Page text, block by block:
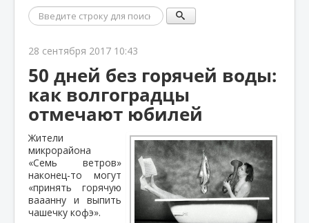
Поиск
28 сентября 2017 10:43
50 дней без горячей воды:
как волгоградцы
отмечают юбилей
Жители
микрорайона
«Семь ветров»
наконец-то могут
«принять горячую
вааанну и выпить
чашечку кофэ».